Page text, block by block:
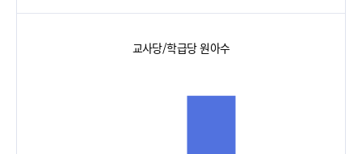
교사당/학급당 원아수